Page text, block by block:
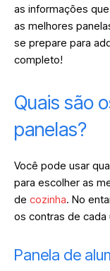
as informações
as melhores
se prepare para
completo!
Quais são
panelas?
Você pode usar
para escolher as
de cozinha. No
os contras de cada
Panela de